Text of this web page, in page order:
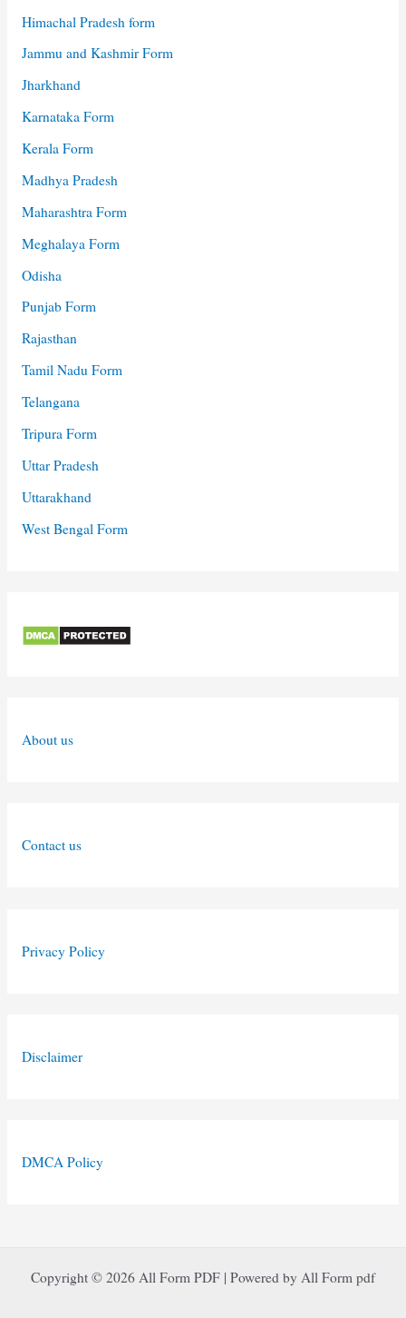
Himachal Pradesh form
Jammu and Kashmir Form
Jharkhand
Karnataka Form
Kerala Form
Madhya Pradesh
Maharashtra Form
Meghalaya Form
Odisha
Punjab Form
Rajasthan
Tamil Nadu Form
Telangana
Tripura Form
Uttar Pradesh
Uttarakhand
West Bengal Form
About us
Contact us
Privacy Policy
Disclaimer
DMCA Policy
Copyright © 2026 All Form PDF | Powered by All Form pdf